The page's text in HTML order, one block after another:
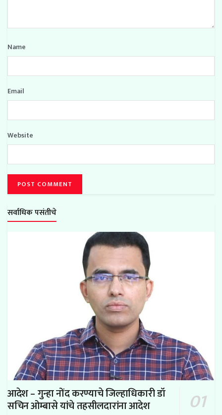
Name
Email
Website
सर्वाधिक पसंतीचे
आदेश – गुन्हा नोंद करण्याचे जिल्हाधिकारी डॉ
सचिन ओम्बासे यांचे तहसीलदारांना आदेश